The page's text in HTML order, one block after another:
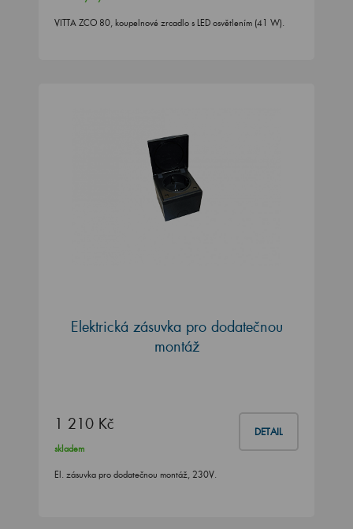
VITTA ZCO 80, koupelnové zrcadlo s LED osvětlením (41 W).
Elektrická zásuvka pro dodatečnou
montáž
1 210 Kč DETAIL
skladem
El. zásuvka pro dodatečnou montáž, 230V.